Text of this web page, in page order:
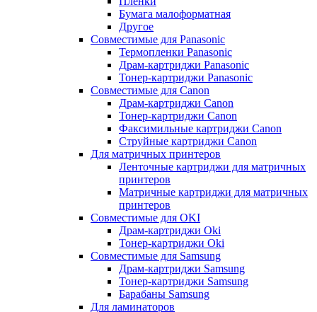
Бумага малоформатная
Другое
Совместимые для Panasonic
Термопленки Panasonic
Драм-картриджи Panasonic
Тонер-картриджи Panasonic
Совместимые для Canon
Драм-картриджи Canon
Тонер-картриджи Canon
Факсимильные картриджи Canon
Струйные картриджи Canon
Для матричных принтеров
Ленточные картриджи для матричных
принтеров
Матричные картриджи для матричных
принтеров
Совместимые для OKI
Драм-картриджи Oki
Тонер-картриджи Oki
Совместимые для Samsung
Драм-картриджи Samsung
Тонер-картриджи Samsung
Барабаны Samsung
Для ламинаторов